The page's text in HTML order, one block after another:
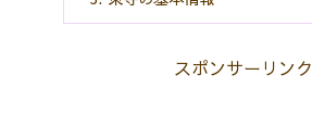
スポンサーリンク